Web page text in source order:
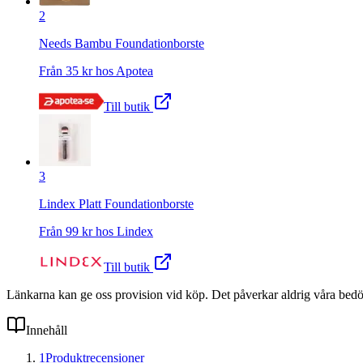
2
Needs Bambu Foundationborste
Från 35 kr hos Apotea
Till butik
3
Lindex Platt Foundationborste
Från 99 kr hos Lindex
Till butik
Länkarna kan ge oss provision vid köp. Det påverkar aldrig våra
Innehåll
1Produktrecensioner